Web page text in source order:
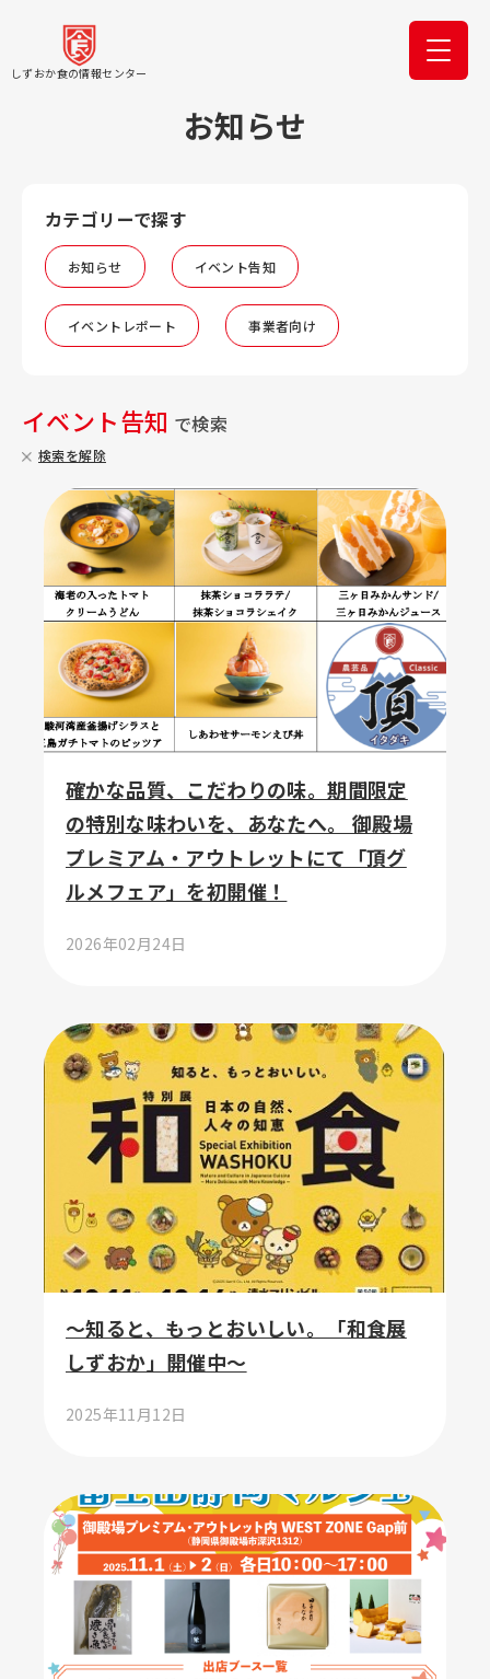
しずおか食の情報センター
お知らせ
カテゴリーで探す
お知らせ イベント告知
イベントレポート 事業者向け
イベント告知 で検索
検索を解除
確かな品質、こだわりの味。期間限定
の特別な味わいを、あなたへ。 御殿場
プレミアム・アウトレットにて「頂グ
ルメフェア」を初開催！
2026年02月24日
～知ると、もっとおいしい。「和食展
しずおか」開催中～
2025年11月12日